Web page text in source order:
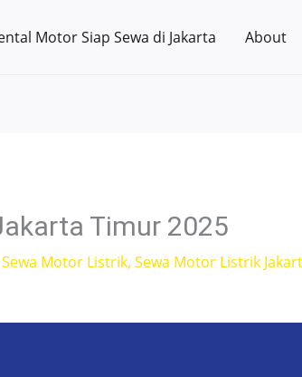
Motor Siap Sewa di Jakarta About
Timur 2025
Sewa Motor Listrik, Sewa Motor Listrik